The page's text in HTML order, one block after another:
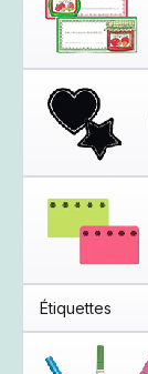
Étiquettes